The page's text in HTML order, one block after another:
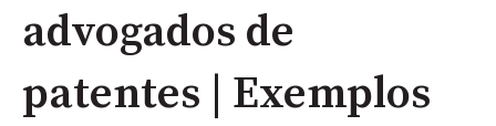
advogados de
patentes | Exemplos